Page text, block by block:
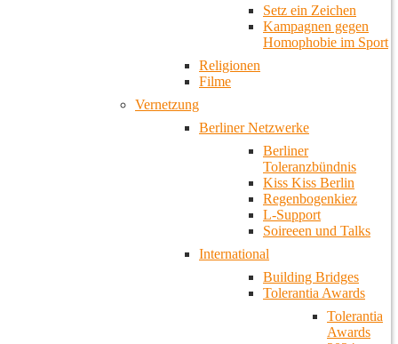
Setz ein Zeichen
Kampagnen gegen
Homophobie im Sport
Religionen
Filme
Vernetzung
Berliner Netzwerke
Berliner
Toleranzbündnis
Kiss Kiss Berlin
Regenbogenkiez
L-Support
Soireeen und Talks
International
Building Bridges
Tolerantia Awards
Tolerantia
Awards